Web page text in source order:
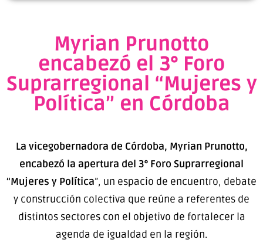
Myrian Prunotto
encabezó el 3° Foro
Suprarregional “Mujeres y
Política” en Córdoba
La vicegobernadora de Córdoba, Myrian Prunotto,
encabezó la apertura del 3° Foro Suprarregional
“Mujeres y Política”, un espacio de encuentro, debate
y construcción colectiva que reúne a referentes de
distintos sectores con el objetivo de fortalecer la
agenda de igualdad en la región.